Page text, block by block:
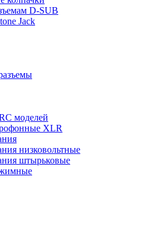
D-SUB
Jack
моделей
XLR
низковольтные
штырьковые